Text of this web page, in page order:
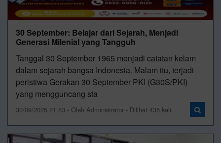
30 September: Belajar dari Sejarah, Menjadi
Generasi Milenial yang Tangguh
Tanggal 30 September 1965 menjadi catatan kelam
dalam sejarah bangsa Indonesia. Malam itu, terjadi
peristiwa Gerakan 30 September PKI (G30S/PKI)
yang mengguncang sta
30/09/2025 21:53 - Oleh Administrator - Dilihat 435 kali